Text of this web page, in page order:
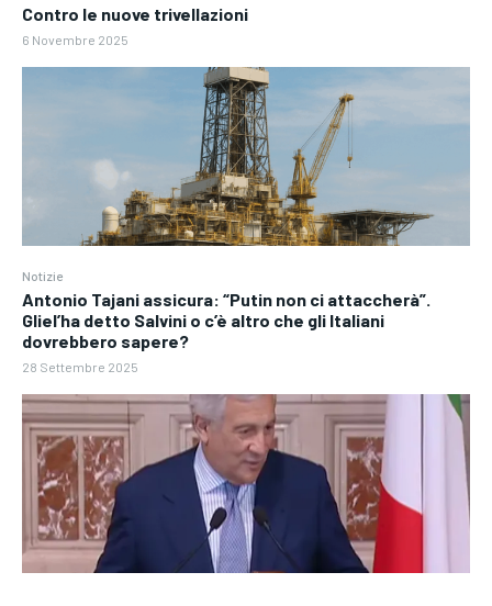
Contro le nuove trivellazioni
6 Novembre 2025
Notizie
Antonio Tajani assicura: “Putin non ci attaccherà”.
Gliel’ha detto Salvini o c’è altro che gli Italiani
dovrebbero sapere?
28 Settembre 2025